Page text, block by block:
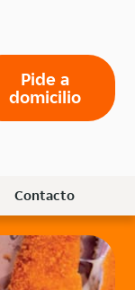
Pide a
domicilio
Contacto